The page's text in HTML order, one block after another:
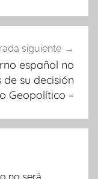
siguiente
español no
su decisión
Geopolítico –